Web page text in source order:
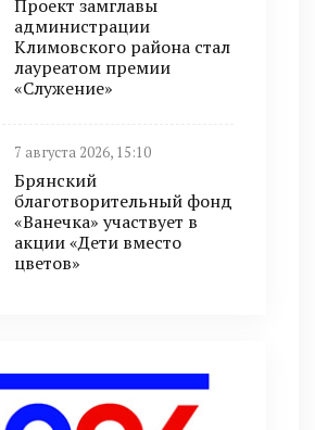
Проект замглавы
администрации
Климовского района стал
лауреатом премии
«Служение»
7 августа 2026, 15:10
Брянский
благотворительный фонд
«Ванечка» участвует в
акции «Дети вместо
цветов»